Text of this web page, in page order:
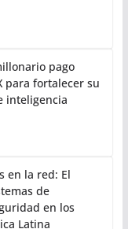
pago
para fortalecer su
inteligencia
en la red: El
de
en los
Latina